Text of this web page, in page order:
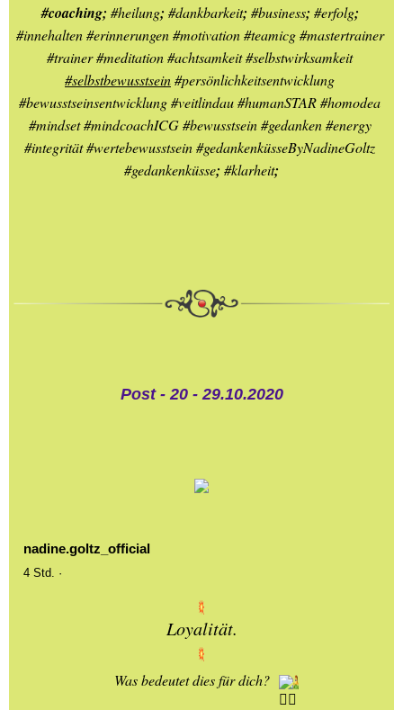
#coaching; #heilung; #dankbarkeit; #business; #erfolg
#innehalten #erinnerungen #motivation #teamicg #mastertrainer
#trainer#meditation#achtsamkeit#selbstwirksamkeit
#selbstbewusstsein#persönlichkeitsentwicklung
#bewusstseinsentwicklung#veitlindau#humanSTAR#homodea
#mindset #mindcoachICG #bewusstsein #gedanken #energy
#integrität#wertebewusstsein#gedankenküsseByNadineGoltz
#gedankenküsse; #klarheit;
Post - 20 - 29.10.2020
nadine.goltz_official
4 Std. ·
Loyalität.
Was bedeutet dies für dich?